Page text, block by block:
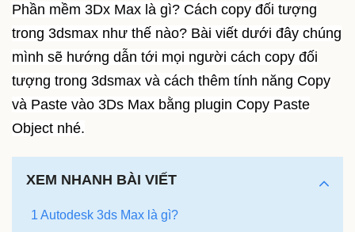
Phần mềm 3Dx Max là gì? Cách copy đối tượng
trong 3dsmax như thế nào? Bài viết dưới đây chúng
mình sẽ hướng dẫn tới mọi người cách copy đối
tượng trong 3dsmax và cách thêm tính năng Copy
và Paste vào 3Ds Max bằng plugin Copy Paste
Object nhé.
XEM NHANH BÀI VIẾT
1 Autodesk 3ds Max là gì?